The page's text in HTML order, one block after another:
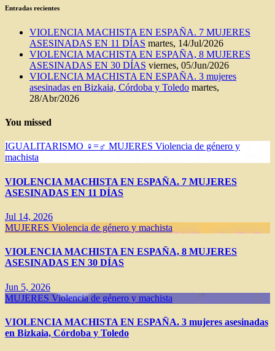
Entradas recientes
VIOLENCIA MACHISTA EN ESPAÑA. 7 MUJERES
ASESINADAS EN 11 DÍAS martes, 14/Jul/2026
VIOLENCIA MACHISTA EN ESPAÑA, 8 MUJERES
ASESINADAS EN 30 DÍAS viernes, 05/Jun/2026
VIOLENCIA MACHISTA EN ESPAÑA. 3 mujeres
asesinadas en Bizkaia, Córdoba y Toledo martes,
28/Abr/2026
You missed
IGUALITARISMO ♀=♂ MUJERES Violencia de género y
machista
VIOLENCIA MACHISTA EN ESPAÑA. 7 MUJERES
ASESINADAS EN 11 DÍAS
Jul 14, 2026
MUJERES Violencia de género y machista
VIOLENCIA MACHISTA EN ESPAÑA, 8 MUJERES
ASESINADAS EN 30 DÍAS
Jun 5, 2026
MUJERES Violencia de género y machista
VIOLENCIA MACHISTA EN ESPAÑA. 3 mujeres asesinadas
en Bizkaia, Córdoba y Toledo